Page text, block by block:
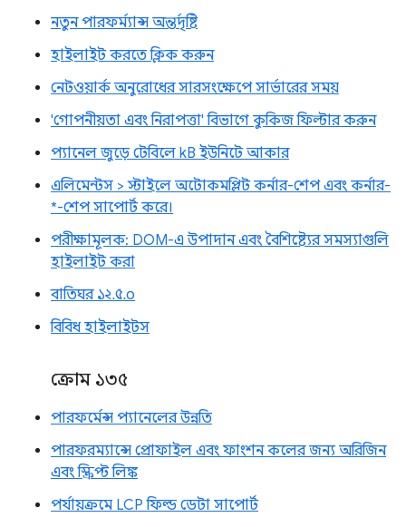
নতুন পারফর্ম্যান্স অন্তর্দৃষ্টি
হাইলাইট করতে ক্লিক করুন
নেটওয়ার্ক অনুরোধের সারসংক্ষেপে সার্ভারের সময়
'গোপনীয়তা এবং নিরাপত্তা' বিভাগে কুকিজ ফিল্টার করুন
প্যানেল জুড়ে টেবিলে kB ইউনিটে আকার
এলিমেন্টস > স্টাইলে অটোকমপ্লিট কর্নার-শেপ এবং কর্নার-
*-শেপ সাপোর্ট করে।
পরীক্ষামূলক: DOM-এ উপাদান এবং বৈশিষ্ট্যের সমস্যাগুলি
হাইলাইট করা
বাতিঘর ১২.৫.০
বিবিধ হাইলাইটস
ক্রোম ১৩৫
পারফর্মেন্স প্যানেলের উন্নতি
পারফরম্যান্সে প্রোফাইল এবং ফাংশন কলের জন্য অরিজিন
এবং স্ক্রিপ্ট লিঙ্ক
পর্যায়ক্রমে LCP ফিল্ড ডেটা সাপোর্ট